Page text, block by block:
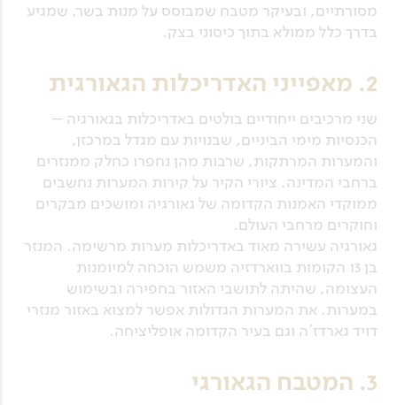
מסורתיים, ובעיקר מטבח שמבוסס על מנות בשר, שמגיע
בדרך כלל ממולא בתוך כיסוני בצק.
2. מאפייני האדריכלות הגאורגית
שני מרכיבים ייחודיים בולטים באדריכלות בגאורגיה –
הכנסיות מימי הביניים, שבנויות עם מגדל במרכזן,
והמערות המרתקות, שרבות מהן נחפרו כחלק ממנזרים
ברחבי המדינה. ציורי הקיר על קירות המערות נחשבים
ממוקדי האמנות הקדומה של גאורגיה ומושכים מבקרים
וחוקרים מרחבי העולם.
גאורגיה עשירה מאוד באדריכלות מערות מרשימה. המנזר
בן 13 הקומות בווארדזיה משמש הוכחה למיומנות
העצומה, שהיתה לתושבי האזור בחפירה ובשימוש
במערות. את המערות הגדולות אפשר למצוא באזור מנזרי
דויד גארדז'ה וגם בעיר הקדומה אופליציחה.
3. המטבח הגאורגי